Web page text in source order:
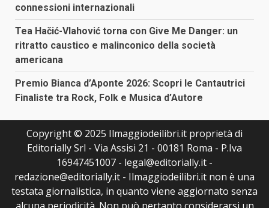
connessioni internazionali
Tea Hačić-Vlahović torna con Give Me Danger: un
ritratto caustico e malinconico della società
americana
Premio Bianca d’Aponte 2026: Scopri le Cantautrici
Finaliste tra Rock, Folk e Musica d’Autore
Copyright © 2025 Ilmaggiodeilibri.it proprietà di
Editorially Srl - Via Assisi 21 - 00181 Roma - P.Iva
16947451007 - legal@editorially.it -
redazione@editorially.it - Ilmaggiodeilibri.it non è una
testata giornalistica, in quanto viene aggiornato senza